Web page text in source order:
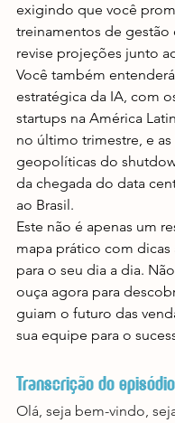
exigindo que você
treinamentos de gestão
revise projeções junto
Você também
estratégica da IA, com
startups na América
no último trimestre, e
geopolíticas do
da chegada do data
ao Brasil.
Este não é apenas um
mapa prático com dicas
para o seu dia a dia.
ouça agora para
guiam o futuro das
sua equipe para o
Transcrição do episódio
Olá, seja bem-vindo,